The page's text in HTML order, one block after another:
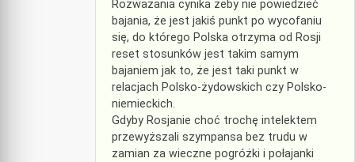
Rozważania cynika żeby nie powiedzieć
bajania, że jest jakiś punkt po wycofaniu
się, do którego Polska otrzyma od Rosji
reset stosunków jest takim samym
bajaniem jak to, że jest taki punkt w
relacjach Polsko-żydowskich czy Polsko-
niemieckich.
Gdyby Rosjanie choć trochę intelektem
przewyższali szympansa bez trudu w
zamian za wieczne pogróżki i połajanki